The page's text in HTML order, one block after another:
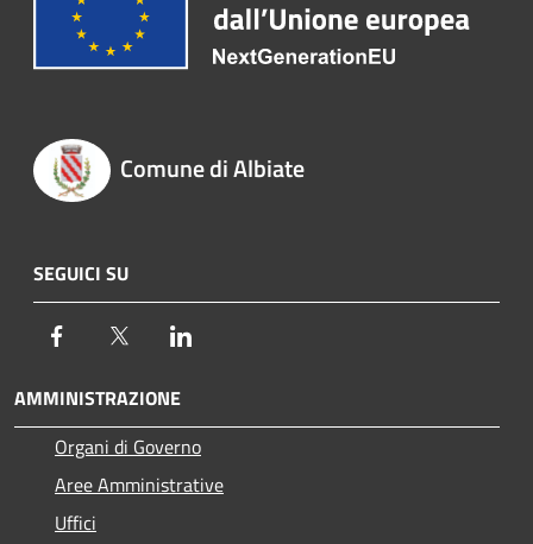
Comune di Albiate
SEGUICI SU
Facebook Twitter
AMMINISTRAZIONE
Organi di Governo
Aree Amministrative
Uffici